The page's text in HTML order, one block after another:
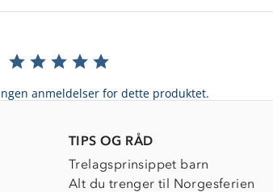
anmeldelser for dette produktet.
TIPS OG RÅD
Trelagsprinsippet barn
Alt du trenger til Norgesferien